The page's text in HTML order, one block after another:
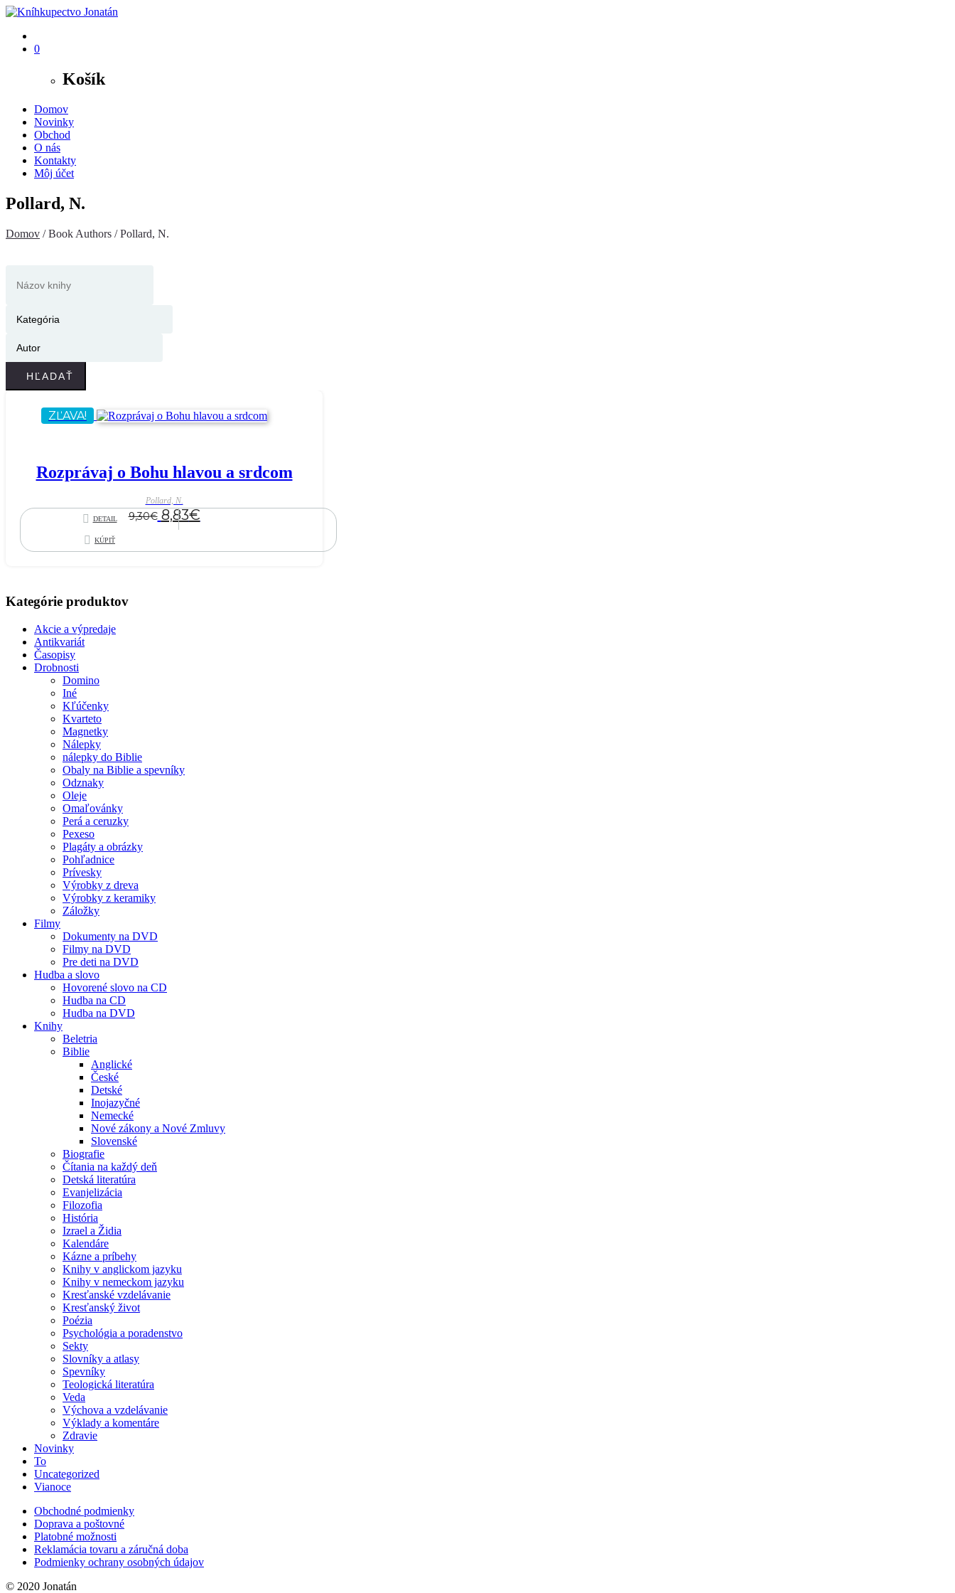
0
Košík
Domov
Novinky
Obchod
O nás
Kontakty
Môj účet
Pollard, N.
Domov / Book Authors / Pollard, N.
HĽADAŤ
ZĽAVA!
Rozprávaj o Bohu hlavou a srdcom
Pollard, N.
9,30€ Pôvodná
cena
bola:
8,83€Aktuálna
je:
DETAIL
KÚPIŤ
Kategórie produktov
Akcie a výpredaje
Antikvariát
Časopisy
Drobnosti
Domino
Iné
Kľúčenky
Kvarteto
Magnetky
Nálepky
nálepky do Biblie
Obaly na Biblie a spevníky
Odznaky
Oleje
Omaľovánky
Perá a ceruzky
Pexeso
Plagáty a obrázky
Pohľadnice
Prívesky
Výrobky z dreva
Výrobky z keramiky
Záložky
Filmy
Dokumenty na DVD
Filmy na DVD
Pre deti na DVD
Hudba a slovo
Hovorené slovo na CD
Hudba na CD
Hudba na DVD
Knihy
Beletria
Biblie
Anglické
České
Detské
Inojazyčné
Nemecké
Nové zákony a Nové Zmluvy
Slovenské
Biografie
Čítania na každý deň
Detská literatúra
Evanjelizácia
Filozofia
História
Izrael a Židia
Kalendáre
Kázne a príbehy
Knihy v anglickom jazyku
Knihy v nemeckom jazyku
Kresťanské vzdelávanie
Kresťanský život
Poézia
Psychológia a poradenstvo
Sekty
Slovníky a atlasy
Spevníky
Teologická literatúra
Veda
Výchova a vzdelávanie
Výklady a komentáre
Zdravie
Novinky
To
Uncategorized
Vianoce
Obchodné podmienky
Doprava a poštovné
Platobné možnosti
Reklamácia tovaru a záručná doba
Podmienky ochrany osobných údajov
© 2020 Jonatán